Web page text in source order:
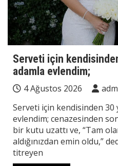
Serveti için
adamla evlendim;
4 Ağustos 2026
Serveti için kendisinden
evlendim; cenazesinden
bir kutu uzattı ve, “Tam
aldığınızdan emin oldu,”
titreyen